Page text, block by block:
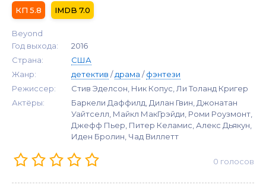
5.8 7.0
Beyond
Год выхода:
2016
Страна:
США
Жанр:
детектив /драма /фэнтези
Режиссер:
Стив Эделсон, Ник Копус, Ли Толанд Кригер
Актёры:
Баркели Даффилд, Дилан Гвин, Джонатан
Уайтселл, Майкл МакГрэйди, Роми Роузмонт,
Джефф Пьер, Питер Келамис, Алекс Дьякун,
Иден Бролин, Чад Виллетт
0 голосов